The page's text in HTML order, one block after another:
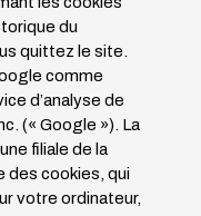
du
quittez le site.
comme
d’analyse de
(« Google »). La
filiale de la
des cookies, qui
votre ordinateur,